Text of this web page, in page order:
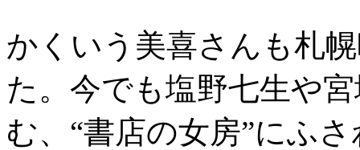
かくいう美喜さんも札
た。今でも塩野七生や
む、“書店の女房”にふ